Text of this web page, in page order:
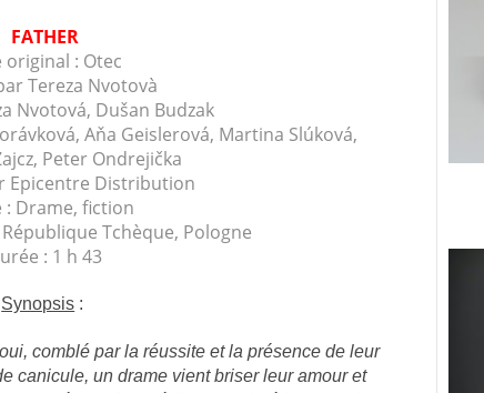
FATHER
original : Otec
Tereza Nvotovà
Nvotová, Dušan Budzak
Aňa Geislerová, Martina Slúková,
Peter Ondrejička
Epicentre Distribution
: Drame, fiction
Tchèque, Pologne
: 1 h 43
Synopsis :
comblé par la réussite et la présence de leur
canicule, un drame vient briser leur amour et